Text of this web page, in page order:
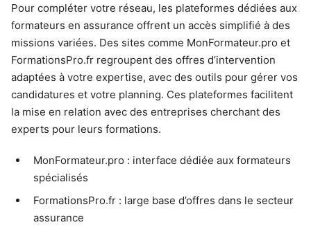
Pour compléter votre réseau, les plateformes dédiées aux
formateurs en assurance offrent un accès simplifié à des
missions variées. Des sites comme MonFormateur.pro et
FormationsPro.fr regroupent des offres d’intervention
adaptées à votre expertise, avec des outils pour gérer vos
candidatures et votre planning. Ces plateformes facilitent
la mise en relation avec des entreprises cherchant des
experts pour leurs formations.
MonFormateur.pro : interface dédiée aux formateurs
spécialisés
FormationsPro.fr : large base d’offres dans le secteur
assurance